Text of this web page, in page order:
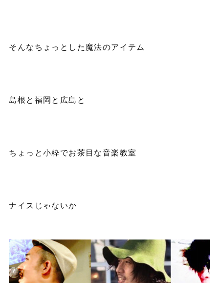
そんなちょっとした魔法のアイテム
島根と福岡と広島と
ちょっと小粋でお茶目な音楽教室
ナイスじゃないか